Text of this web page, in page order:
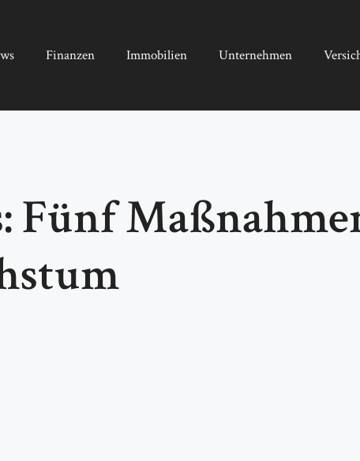
Finanzen Immobilien Unternehmen